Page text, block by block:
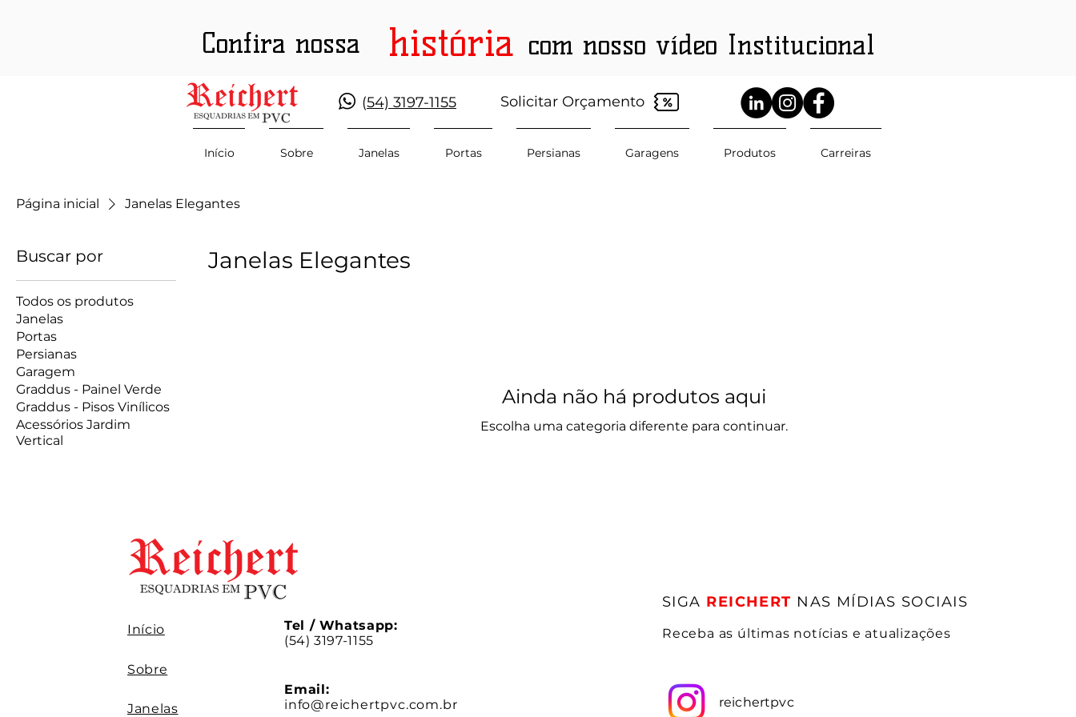
Confira nossa história com nosso vídeo Institucional
(54) 3197-1155 Solicitar Orçamento
Início Sobre Janelas Portas Persianas Garagens Produtos Carreiras
Página inicial Janelas Elegantes
Buscar por
Todos os produtos
Janelas
Portas
Persianas
Garagem
Graddus - Painel Verde
Graddus - Pisos Vinílicos
Acessórios Jardim
Vertical
Janelas Elegantes
Ainda não há produtos aqui
Escolha uma categoria diferente para continuar.
Início
Tel / Whatsapp:
(54) 3197-1155
Sobre
Janelas
Email:
info@reichertpvc.com.br
SIGA REICHERT NAS MÍDIAS SOCIAIS
Receba as últimas notícias e atualizações
reichertpvc